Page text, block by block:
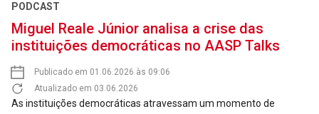
PODCAST
Miguel Reale Júnior analisa a crise das
instituições democráticas no AASP Talks
Publicado em 01.06.2026 às 09:06
Atualizado em 03.06.2026
As instituições democráticas atravessam um momento de